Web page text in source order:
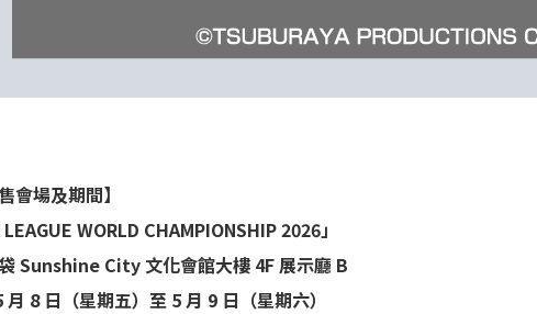
會場及期間】
LEAGUE WORLD CHAMPIONSHIP 2026」
Sunshine City 文化會館大樓 4F 展示廳 B
月 8 日（星期五）至 5 月 9 日（星期六）